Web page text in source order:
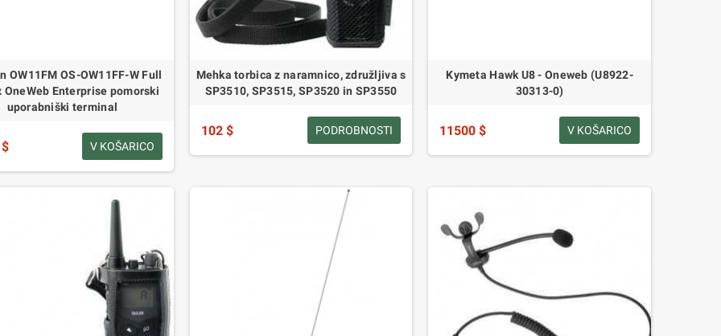
OW11FM OS-OW11FF-W Full
OneWeb Enterprise pomorski
uporabniški terminal
V KOŠARICO
Mehka torbica z naramnico, združljiva s
SP3510, SP3515, SP3520 in SP3550
102 $ PODROBNOSTI
Kymeta Hawk U8 - Oneweb (U8922-
30313-0)
11500 $ V KOŠARICO